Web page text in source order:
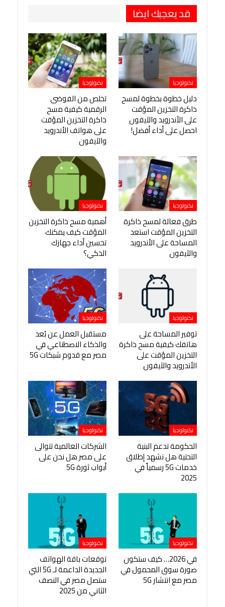
قد يعجبك ايضا
تكنولوجيا
دليل خطوة بخطوة لمسح
ذاكرة التخزين المؤقت
على الأندرويد والآيفون
احصل على أداء أفضل!
تكنولوجيا
تخلص من الفوضى
الرقمية كيفية مسح
ذاكرة التخزين المؤقت
على هواتف الأندرويد
والآيفون
تكنولوجيا
طرق فعالة لمسح ذاكرة
التخزين المؤقت استعد
المساحة على الأندرويد
والآيفون
تكنولوجيا
أهمية مسح ذاكرة التخزين
المؤقت كيف يمكنك
تحسين أداء جهازك
الذكي؟
تكنولوجيا
توفير المساحة على
هاتفك كيفية مسح ذاكرة
التخزين المؤقت على
الأندرويد والآيفون
تكنولوجيا
مستقبل العمل عن بُعد
والذكاء الاصطناعي في
مصر مع قدوم شبكات 5G
تكنولوجيا
الحكومة تدعم البنية
التحتية هل نشهد إطلاق
خدمات 5G رسمياً في
2025
تكنولوجيا
الشركات العالمية تتوالى
على مصر هل نحن على
أبواب ثورة 5G
تكنولوجيا
في 2026… كيف ستكون
صورة سوق المحمول في
مصر مع انتشار 5G
تكنولوجيا
توقعات باقة الهواتف
الجديدة الداعمة لـ 5G التي
ستصل مصر في النصف
الثاني من 2025